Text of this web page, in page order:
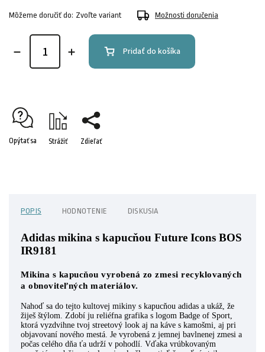
Môžeme doručiť do: Zvoľte variant Možnosti doručenia
Pridať do košíka
Opýtať sa Strážiť Zdieľať
POPIS HODNOTENIE DISKUSIA
Adidas mikina s kapucňou Future Icons BOS
IR9181
Mikina s kapucňou vyrobená zo zmesi recyklovaných
a obnoviteľných materiálov.
Nahoď sa do tejto kultovej mikiny s kapucňou adidas a ukáž, že
žiješ štýlom. Zdobí ju reliéfna grafika s logom Badge of Sport,
ktorá vyzdvihne tvoj streetový look aj na káve s kamošmi, aj pri
objavovaní nového mestá. Je vyrobená z jemnej bavlnenej zmesi a
počas celého dňa ťa udrží v pohodlí. Vďaka vrúbkovaným